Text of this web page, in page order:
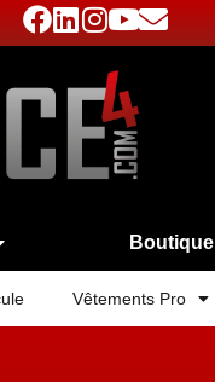
Boutique
Vêtements Pro